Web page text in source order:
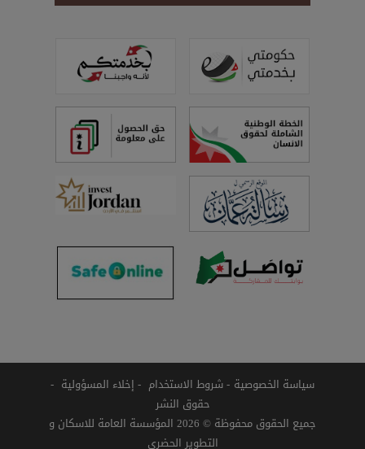
سياسة الخصوصية شروط الاستخدام
إخلاء المسؤولية
حقوق النشر
جميع الحقوق محفوظة © 2026 المؤسسة العامة للاسكان و
التطوير الحضري